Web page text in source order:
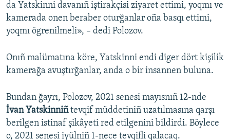
da Yatskinni davanıñ iştirakçisi ziyaret ettimi, yoqmı ve
kamerada onen beraber oturğanlar oña basqı ettimi,
yoqmı ögrenilmeli», – dedi Polozov.
Onıñ malümatına köre, Yatskinni endi diger dört kişilik
kamerağa avuştırğanlar, anda o bir insannen buluna.
Bundan ğayrı, Polozov, 2021 senesi mayısnıñ 12-nde
İvan Yatskinniñtevqif müddetiniñ uzatılmasına qarşı
berilgen istinaf şikâyeti red etilgenini bildirdi. Böylece
o, 2021 senesi iyülniñ 1-nece tevqifli qalacaq.